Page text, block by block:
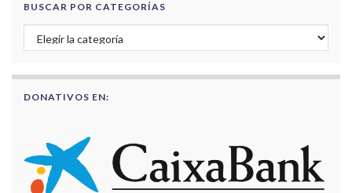
BUSCAR POR CATEGORÍAS
Buscar por categorías
DONATIVOS EN: